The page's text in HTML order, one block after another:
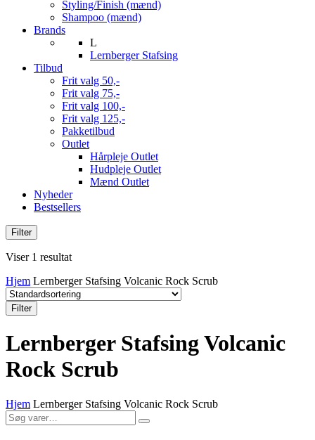
Styling/Finish (mænd)
Shampoo (mænd)
Brands
L
Lernberger Stafsing
Tilbud
Frit valg 50,-
Frit valg 75,-
Frit valg 100,-
Frit valg 125,-
Pakketilbud
Outlet
Hårpleje Outlet
Hudpleje Outlet
Mænd Outlet
Nyheder
Bestsellers
Filter
Viser 1 resultat
Hjem Lernberger Stafsing Volcanic Rock Scrub
Filter
Lernberger Stafsing Volcanic
Rock Scrub
Hjem Lernberger Stafsing Volcanic Rock Scrub
Søg
efter: